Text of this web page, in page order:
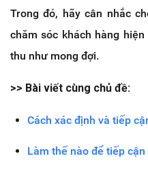
Trong đó, hãy cân nhắc
chăm sóc khách hàng
thu như mong đợi.
>> Bài viết cùng chủ đề:
Cách xác định và tiếp
Làm thế nào để tiếp